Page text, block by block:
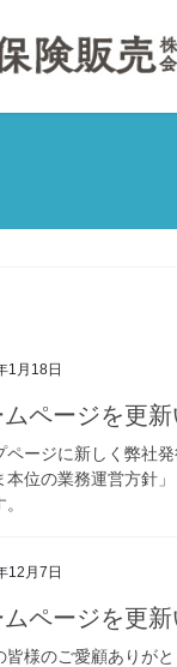
1月18日
ページを更新
ページに新しく弊社
本位の業務運営方針
12月7日
ムページを更
皆様のご愛顧ありが